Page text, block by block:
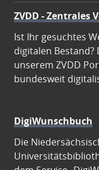
ZVDD - Zentrales
Ist Ihr gesuchtes
digitalen Bestand?
unserem ZVDD
bundesweit
DigiWunschbuch
Die